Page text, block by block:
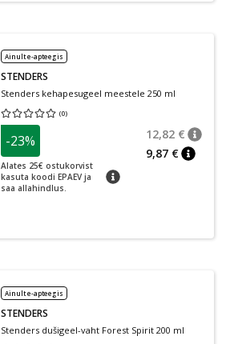
Ainult e-apteegis
STENDERS
Stenders kehapesugeel meestele 250 ml
(0)
Keskmine hinnang 0.00
-23%
Alates 25€ ostukorvist
kasuta koodi EPAEV ja
saa allahindlus.
nõuanne
12,82 €
9,87 €
Ainult e-apteegis
STENDERS
Stenders dušigeel-vaht Forest Spirit 200 ml